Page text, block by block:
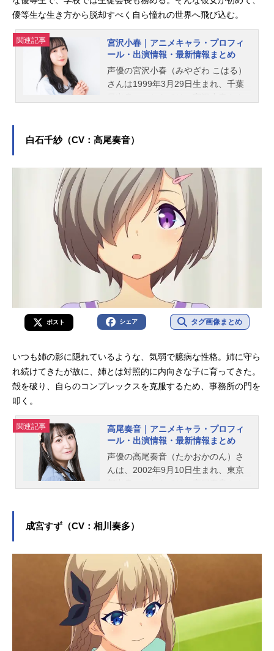
優等生な生き方から脱却すべく自ら憧れの世界へ飛び込む。
関連記事
宮沢小春｜アニメキャラ・プロフィ
ール・出演情報・最新情報まとめ
声優の宮沢小春（みやざわ こはる）
さんは1999年3月29日生まれ、千葉
白石千紗（CV：高尾奏音）
ポスト シェア タグ画像まとめ
いつも姉の影に隠れているような、気弱で臆病な性格。姉に守ら
れ続けてきたが故に、姉とは対照的に内向きな子に育ってきた。
殻を破り、自らのコンプレックスを克服するため、事務所の門を
叩く。
関連記事
高尾奏音｜アニメキャラ・プロフィ
ール・出演情報・最新情報まとめ
声優の高尾奏音（たかおかのん）さ
んは、2002年9月10日生まれ、東京
成宮すず（CV：相川奏多）